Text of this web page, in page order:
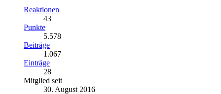
Reaktionen
43
Punkte
5.578
Beiträge
1.067
Einträge
28
Mitglied seit
30. August 2016